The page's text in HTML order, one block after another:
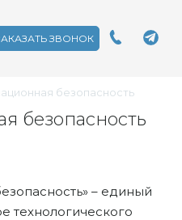
ЗВОНОК
безопасность
безопасность
– единый
технологического